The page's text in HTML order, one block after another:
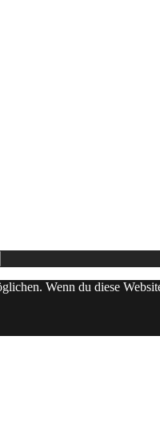
Wenn du diese